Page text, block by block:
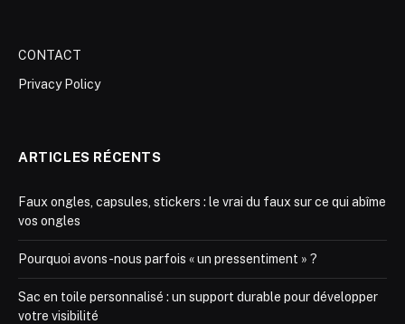
CONTACT
Privacy Policy
ARTICLES RÉCENTS
Faux ongles, capsules, stickers : le vrai du faux sur ce qui abîme
vos ongles
Pourquoi avons-nous parfois « un pressentiment » ?
Sac en toile personnalisé : un support durable pour développer
votre visibilité